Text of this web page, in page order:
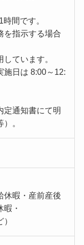
間です。
を指示する場合
ています。
施日は 8:00～12:
定通知書にて明
。
休暇・産前産後
・